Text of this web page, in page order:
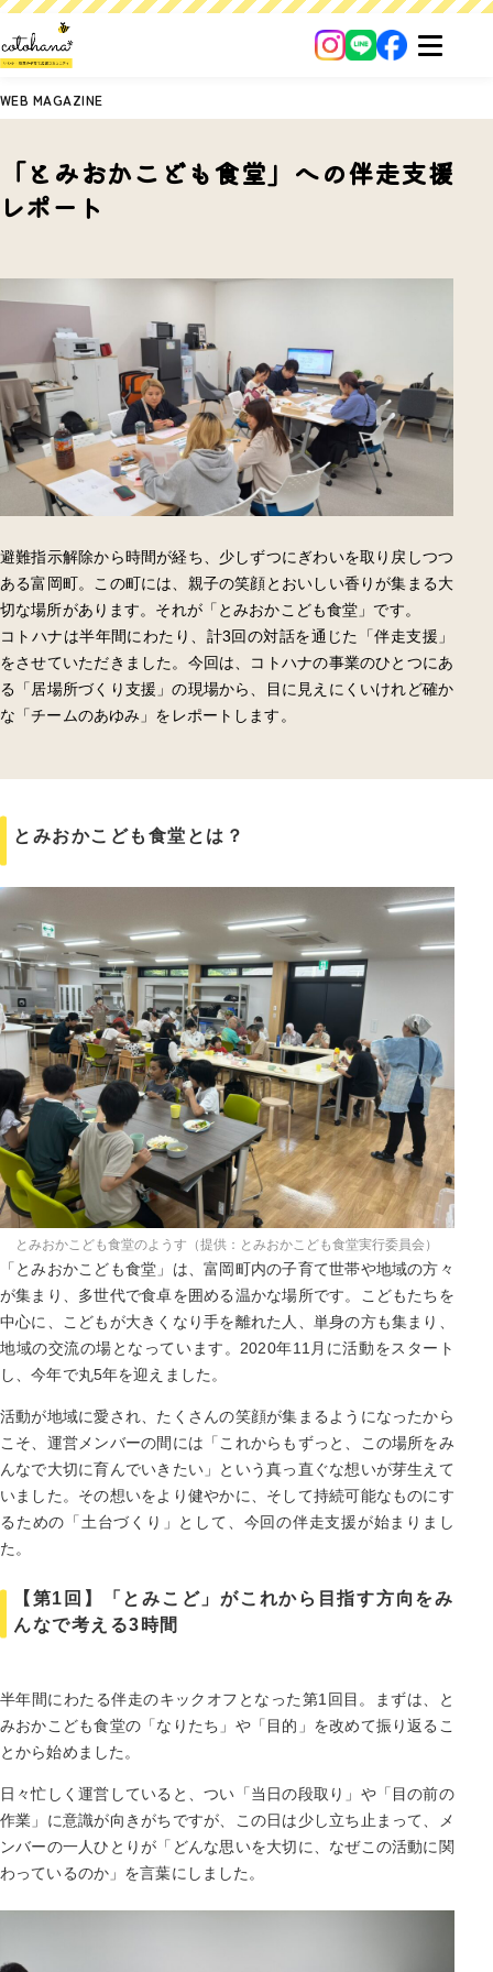
WEB MAGAZINE
「とみおかこども食堂」への伴走支援
レポート
避難指示解除から時間が経ち、少しずつにぎわいを取り戻しつつ
ある富岡町。この町には、親子の笑顔とおいしい香りが集まる大
切な場所があります。それが「とみおかこども食堂」です。
コトハナは半年間にわたり、計3回の対話を通じた「伴走支援」
をさせていただきました。今回は、コトハナの事業のひとつにあ
る「居場所づくり支援」の現場から、目に見えにくいけれど確か
な「チームのあゆみ」をレポートします。
とみおかこども食堂とは？
とみおかこども食堂のようす（提供：とみおかこども食堂実行委員会）
「とみおかこども食堂」は、富岡町内の子育て世帯や地域の方々
が集まり、多世代で食卓を囲める温かな場所です。こどもたちを
中心に、こどもが大きくなり手を離れた人、単身の方も集まり、
地域の交流の場となっています。2020年11月に活動をスタート
し、今年で丸5年を迎えました。
活動が地域に愛され、たくさんの笑顔が集まるようになったから
こそ、運営メンバーの間には「これからもずっと、この場所をみ
んなで大切に育んでいきたい」という真っ直ぐな想いが芽生えて
いました。その想いをより健やかに、そして持続可能なものにす
るための「土台づくり」として、今回の伴走支援が始まりまし
た。
【第1回】「とみこど」がこれから目指す方向をみ
んなで考える3時間
半年間にわたる伴走のキックオフとなった第1回目。まずは、と
みおかこども食堂の「なりたち」や「目的」を改めて振り返るこ
とから始めました。
日々忙しく運営していると、つい「当日の段取り」や「目の前の
作業」に意識が向きがちですが、この日は少し立ち止まって、メ
ンバーの一人ひとりが「どんな思いを大切に、なぜこの活動に関
わっているのか」を言葉にしました。